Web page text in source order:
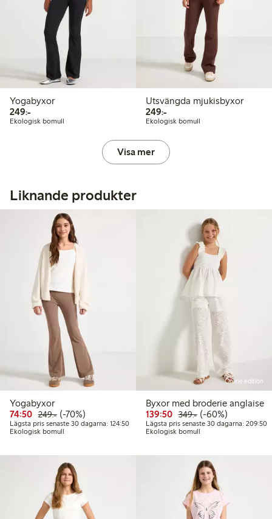
Yogabyxor
249:-249,00 kr
Ekologisk bomull
Utsvängda mjukisbyxor
249:-249,00 kr
Ekologisk bomull
Visa mer
Liknande produkter
Yogabyxor
74:50 Rabatterat pris: 74,50 kr
249:-Ordinarie pris: 249,00 kr
70% rabatt
(-70%)
Lägsta pris senaste 30 dagarna: 124:50Lägsta pris senaste 30 dagarna: 124,50 kr
Ekologisk bomull
Online edition
Byxor med broderie anglaise
139:50 Rabatterat pris: 139,50
349:-Ordinarie pris:
60% rabatt
(-60%)
Lägsta pris senaste 30 dagarna: 209:50
Ekologisk bomull